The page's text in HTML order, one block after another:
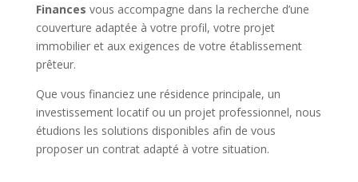
Finances vous accompagne dans la recherche d’une
couverture adaptée à votre profil, votre projet
immobilier et aux exigences de votre établissement
prêteur.
Que vous financiez une résidence principale, un
investissement locatif ou un projet professionnel, nous
étudions les solutions disponibles afin de vous
proposer un contrat adapté à votre situation.